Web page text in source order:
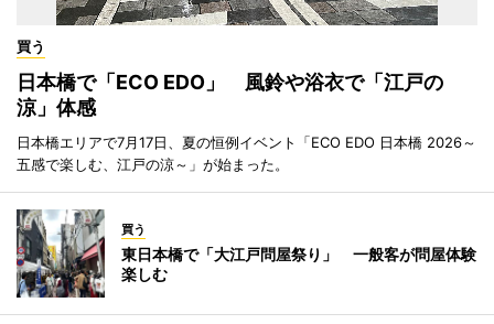
買う
日本橋で「ECO EDO」 風鈴や浴衣で「江戸の
涼」体感
日本橋エリアで7月17日、夏の恒例イベント「ECO EDO 日本橋 2026～
五感で楽しむ、江戸の涼～」が始まった。
買う
東日本橋で「大江戸問屋祭り」 一般客が問屋体験
楽しむ